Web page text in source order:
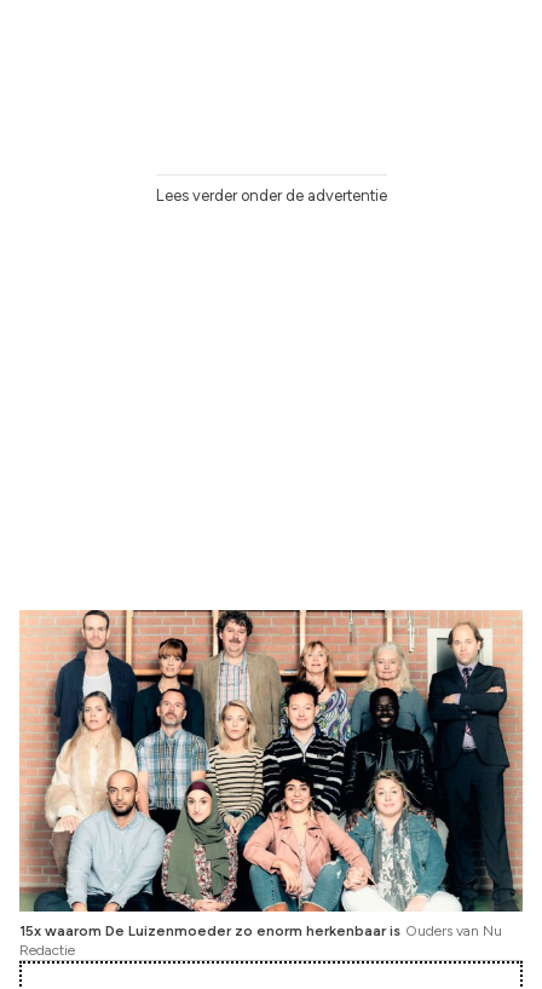
Lees verder onder de advertentie
15x waarom De Luizenmoeder zo enorm herkenbaar is Ouders van Nu
Redactie